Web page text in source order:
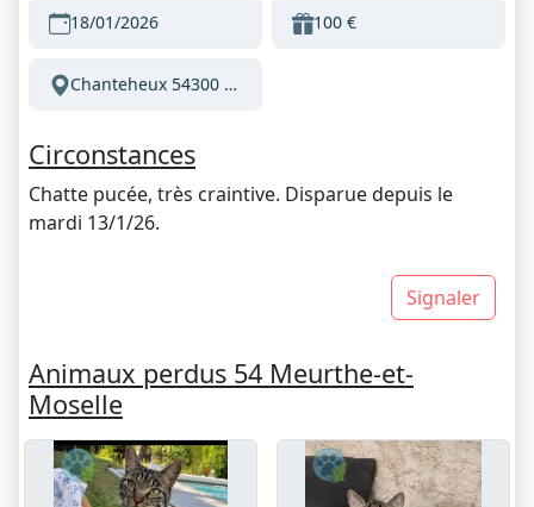
18/01/2026 100 €
Chanteheux 54300 France
Circonstances
Chatte pucée, très craintive. Disparue depuis le
mardi 13/1/26.
Signaler
Animaux perdus 54 Meurthe-et-
Moselle